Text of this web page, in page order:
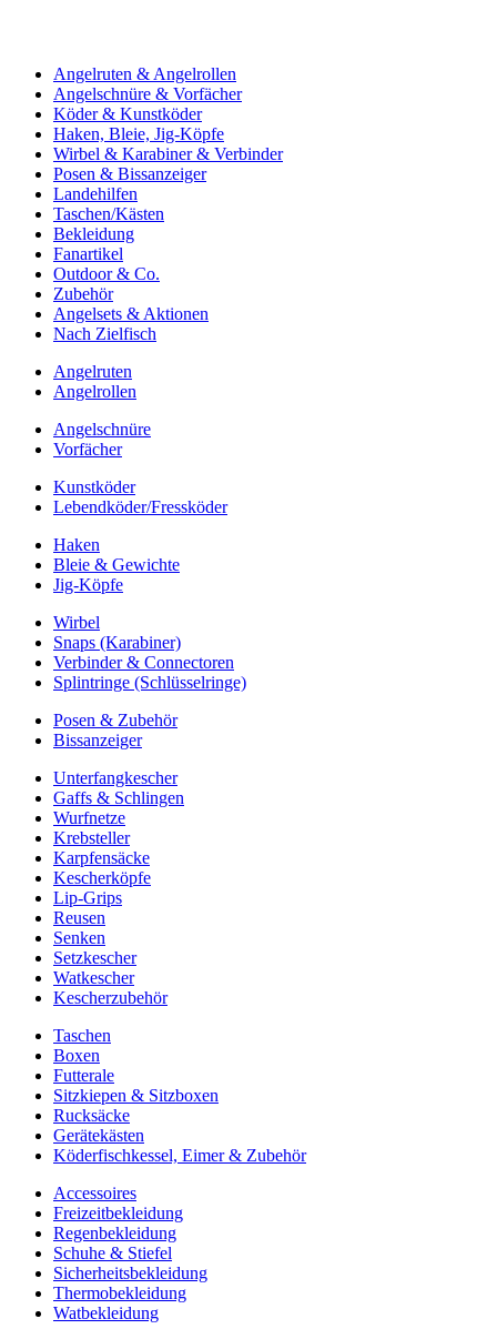
Angelruten & Angelrollen
Angelschnüre & Vorfächer
Köder & Kunstköder
Haken, Bleie, Jig-Köpfe
Wirbel & Karabiner & Verbinder
Posen & Bissanzeiger
Landehilfen
Taschen/Kästen
Bekleidung
Fanartikel
Outdoor & Co.
Zubehör
Angelsets & Aktionen
Nach Zielfisch
Angelruten
Angelrollen
Angelschnüre
Vorfächer
Kunstköder
Lebendköder/Fressköder
Haken
Bleie & Gewichte
Jig-Köpfe
Wirbel
Snaps (Karabiner)
Verbinder & Connectoren
Splintringe (Schlüsselringe)
Posen & Zubehör
Bissanzeiger
Unterfangkescher
Gaffs & Schlingen
Wurfnetze
Krebsteller
Karpfensäcke
Kescherköpfe
Lip-Grips
Reusen
Senken
Setzkescher
Watkescher
Kescherzubehör
Taschen
Boxen
Futterale
Sitzkiepen & Sitzboxen
Rucksäcke
Gerätekästen
Köderfischkessel, Eimer & Zubehör
Accessoires
Freizeitbekleidung
Regenbekleidung
Schuhe & Stiefel
Sicherheitsbekleidung
Thermobekleidung
Watbekleidung